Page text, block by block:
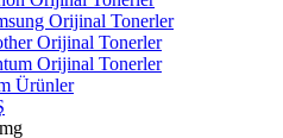
Orijinal Tonerler
Orijinal Tonerler
Orijinal Tonerler
Ürünler